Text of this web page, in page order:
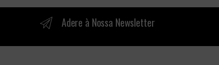
n
s
Adere à Nossa Newsletter